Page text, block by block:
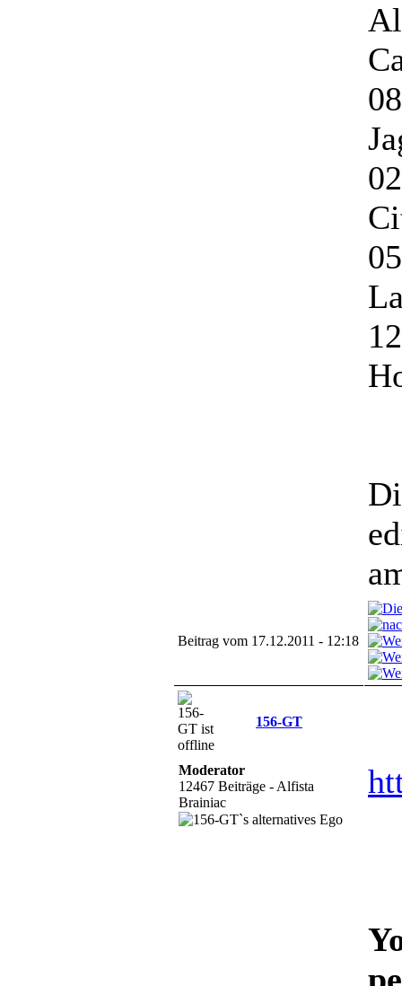
Beitrag vom 17.12.2011 - 12:18
156-GT
Moderator
12467 Beiträge - Alfista
Brainiac